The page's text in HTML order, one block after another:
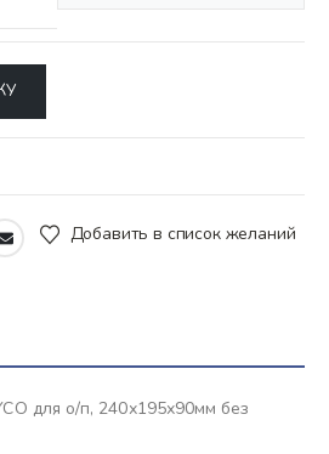
Добавить в список желаний
для о/п, 240х195х90мм без